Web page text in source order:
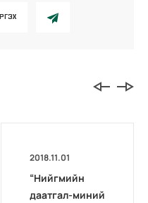
2018.11.01
“Нийгмийн
даатгал-миний